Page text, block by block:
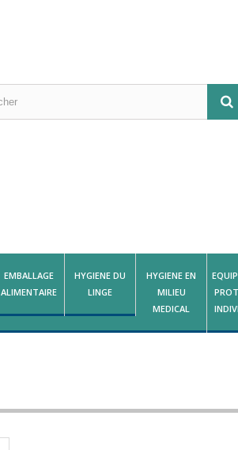
EMBALLAGE
ALIMENTAIRE
HYGIENE DU
LINGE
HYGIENE EN
MILIEU
MEDICAL